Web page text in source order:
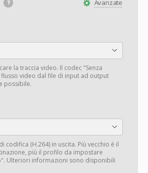
Avanzate
la traccia video. Il codec "Senza
video dal file di input ad output
possibile.
codifica (H.264) in uscita. Più vecchio è il
più il profilo da impostare
Ulteriori informazioni sono disponibili